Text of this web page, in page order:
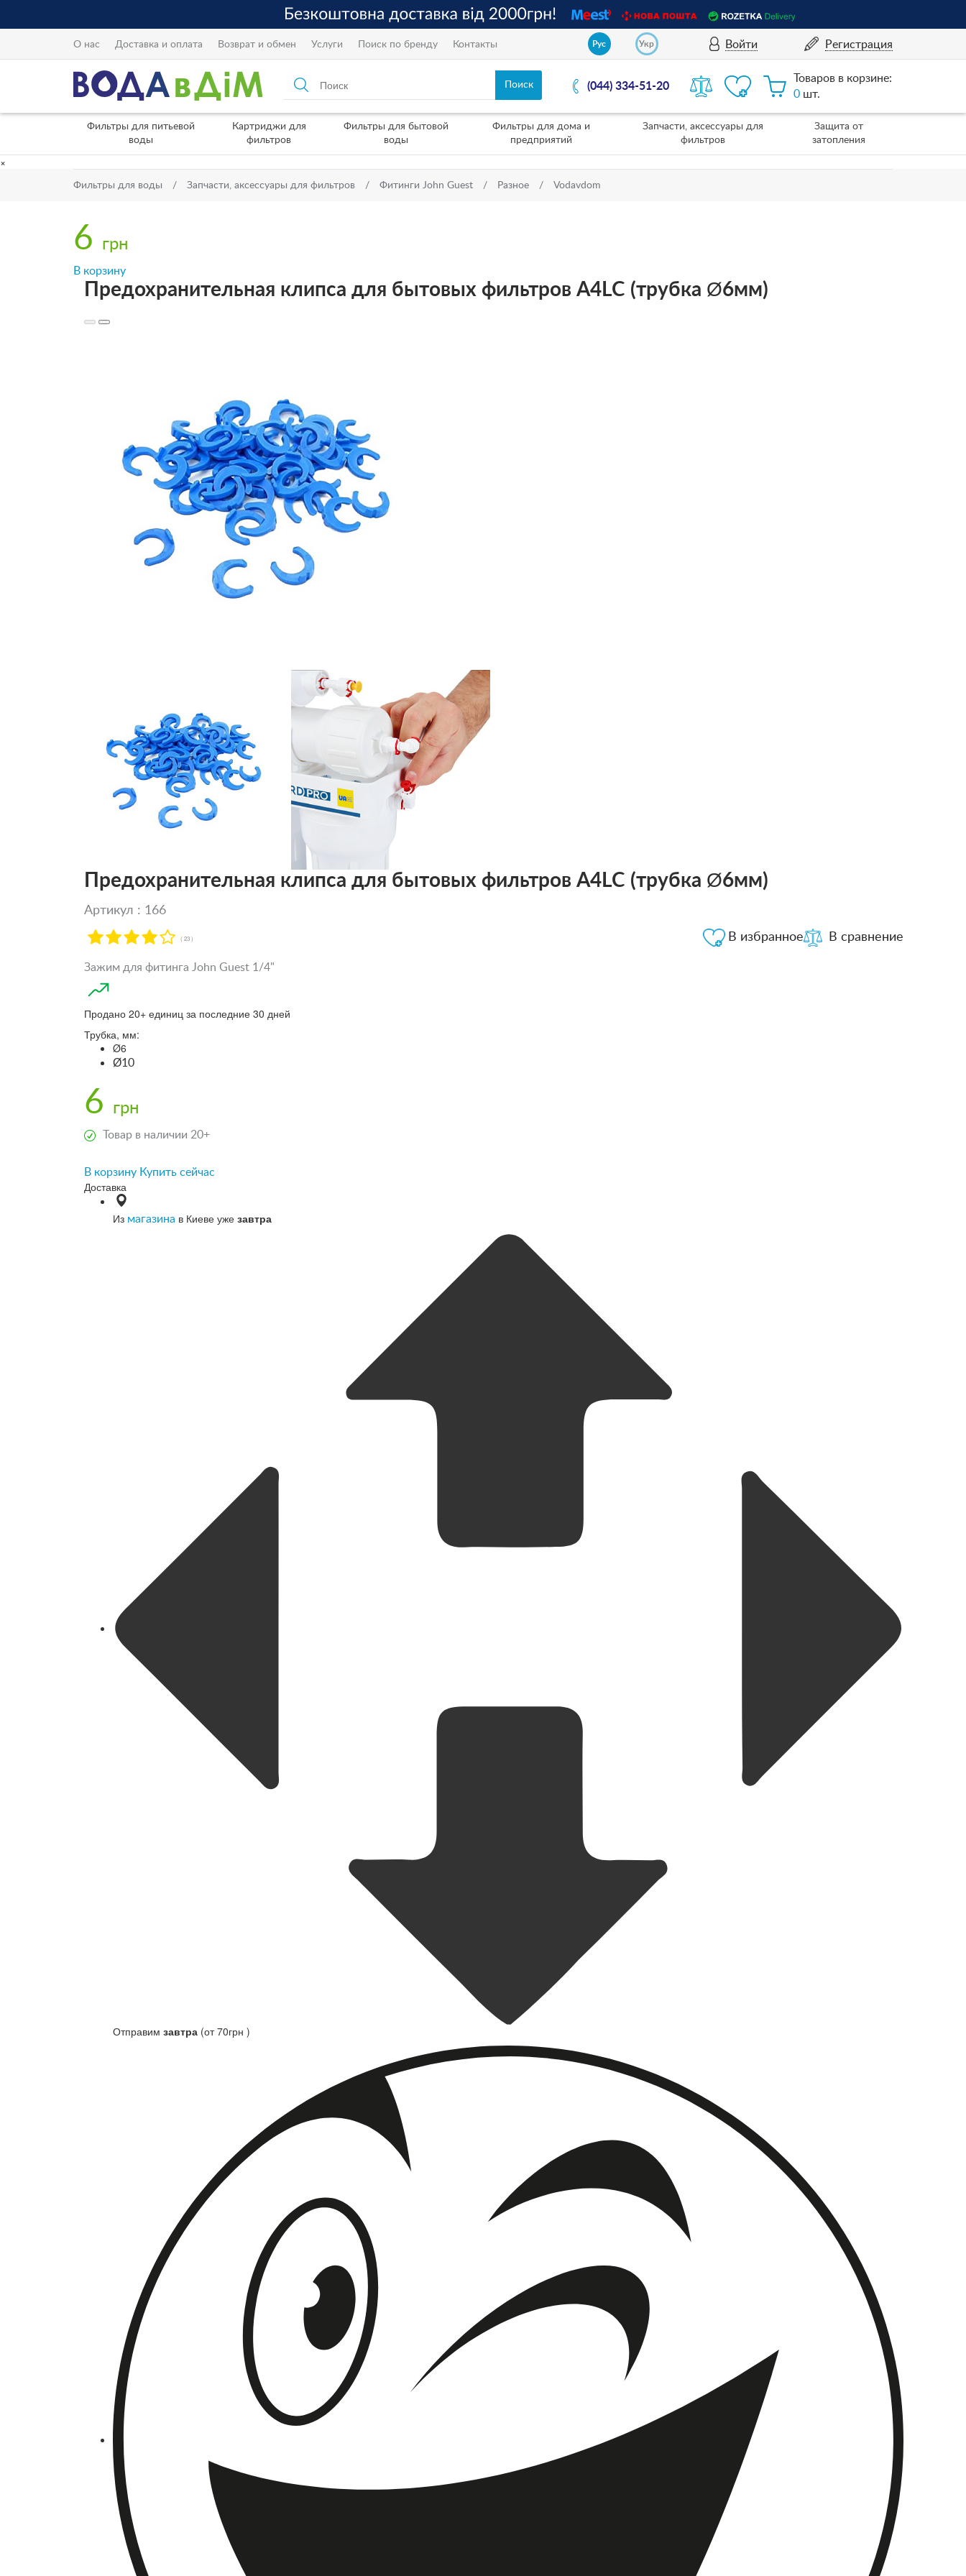
О нас Доставка и оплата Возврат и обмен Услуги Поиск по бренду Контакты Рус Укр Войти Регистрация
(044) 334-51-20
Товаров в корзине:
0 шт.
Фильтры для питьевой
воды
Картриджи для
фильтров
Фильтры для бытовой
воды
Фильтры для дома и
предприятий
Запчасти, аксессуары для
фильтров
Защита от
затопления
×
Фильтры для воды Запчасти, аксессуары для фильтров Фитинги John Guest Разное Vodavdom
6 грн
В корзину
Предохранительная клипса для бытовых фильтров A4LC (трубка Ø6мм)
Предохранительная клипса для бытовых фильтров A4LC (трубка Ø6мм)
Артикул : 166
( 23 ) В сравнение
В избранное
Зажим для фитинга John Guest 1/4"
Продано 20+ единиц за последние 30 дней
Трубка, мм:
Ø6
Ø10
6 грн
Товар в наличии 20+
В корзину Купить сейчас
Доставка
Из магазина в Киеве уже завтра
Отправим завтра (от 70грн )